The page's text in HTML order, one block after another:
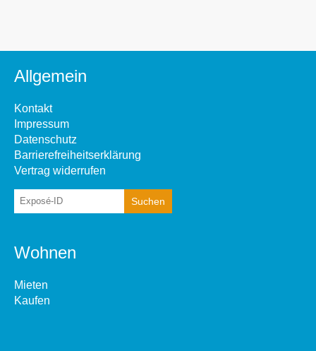
Allgemein
Kontakt
Impressum
Datenschutz
Barrierefreiheitserklärung
Vertrag widerrufen
Wohnen
Mieten
Kaufen